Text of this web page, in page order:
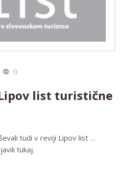
0
list turistične
tudi v reviji Lipov list …
tukaj.